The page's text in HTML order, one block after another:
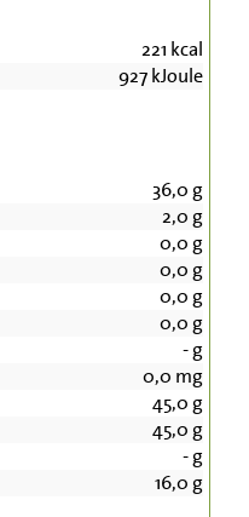
221 kcal
927kJoule
36,0 g
2,0 g
0,0 g
0,0 g
0,0 g
0,0 g
-g
0,0 mg
45,0 g
45,0 g
-g
16,0 g